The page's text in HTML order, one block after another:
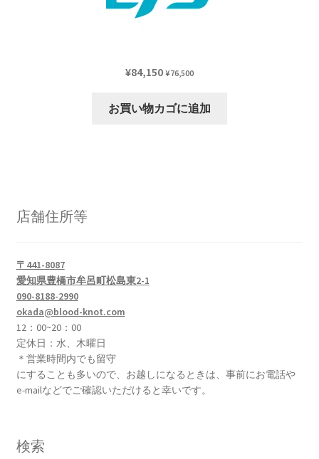
¥84,150 ¥76,500
お買い物カゴに追加
店舗住所等
〒441-8087
愛知県豊橋市牟呂町松島東2-1
090-8188-2990
okada@blood-knot.com
12：00~20：00
定休日：水、木曜日
＊営業時間内でも留守
にすることも多いので、お越しになるときは、事前にお電話や
e-mailなどでご確認いただけると幸いです。
検索